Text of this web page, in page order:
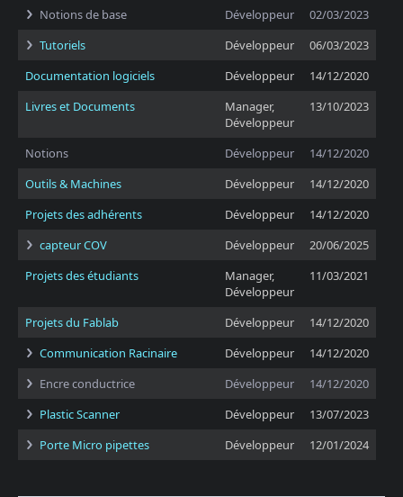
Notions de base
Développeur
02/03/2023
Tutoriels
Développeur
06/03/2023
Documentation logiciels
Développeur
14/12/2020
Livres et Documents
Manager,
Développeur
13/10/2023
Notions Développeur
14/12/2020
Outils & Machines
Développeur
14/12/2020
Projets des adhérents
Développeur
14/12/2020
capteur COV
Développeur
20/06/2025
Projets des étudiants
Manager,
Développeur
11/03/2021
Projets du Fablab Développeur
14/12/2020
Communication Racinaire
Développeur
14/12/2020
Encre conductrice
Développeur
14/12/2020
Plastic Scanner
Développeur
13/07/2023
Porte Micro pipettes
Développeur 12/01/2024